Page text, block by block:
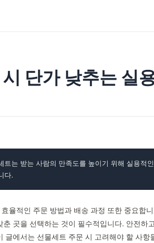
단가 낮추는 실
트는 받는 사람의 만족도를 높이기 위해 실용적
다.
율적인 주문 방법과 배송 과정 또한 중요합
곳을 선택하는 것이 필수적입니다. 안전하
글에서는 선물세트 주문 시 고려해야 할 사항